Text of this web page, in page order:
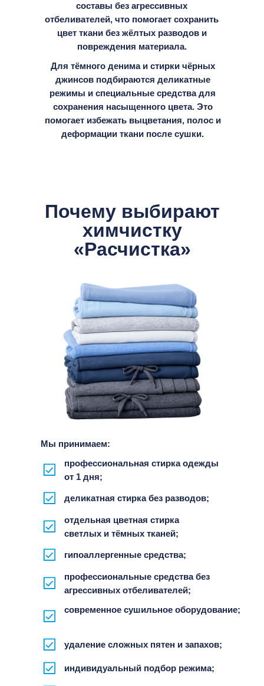
Для тёмного денима и стирки чёрных
джинсов подбираются деликатные
режимы и специальные средства для
сохранения насыщенного цвета. Это
помогает избежать выцветания, полос и
деформации ткани после сушки.
составы без агрессивных
отбеливателей, что помогает сохранить
цвет ткани без жёлтых разводов и
повреждения материала.
индивидуальный подбор режима;
удаление сложных пятен и запахов;
современное сушильное оборудование;
профессиональные средства без
агрессивных отбеливателей;
гипоаллергенные средства;
отдельная цветная стирка
светлых и тёмных тканей;
деликатная стирка без разводов;
профессиональная стирка одежды
от 1 дня;
Мы принимаем:
Почему выбирают
химчистку
«Расчистка»